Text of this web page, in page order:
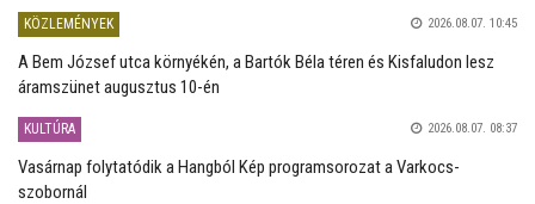
KÖZLEMÉNYEK 2026.08.07. 10:45
A Bem József utca környékén, a Bartók Béla téren és Kisfaludon lesz
áramszünet augusztus 10-én
KULTÚRA 2026.08.07. 08:37
Vasárnap folytatódik a Hangból Kép programsorozat a Varkocs-
szobornál